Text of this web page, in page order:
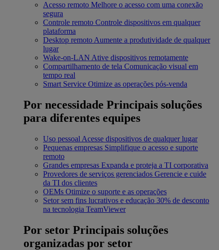
Acesso remoto Melhore o acesso com uma conexão
segura
Controle remoto Controle dispositivos em qualquer
plataforma
Desktop remoto Aumente a produtividade de qualquer
lugar
Wake-on-LAN Ative dispositivos remotamente
Compartilhamento de tela Comunicação visual em
tempo real
Smart Service Otimize as operações pós-venda
Por necessidade Principais soluções
para diferentes equipes
Uso pessoal Acesse dispositivos de qualquer lugar
Pequenas empresas Simplifique o acesso e suporte
remoto
Grandes empresas Expanda e proteja a TI corporativa
Provedores de serviços gerenciados Gerencie e cuide
da TI dos clientes
OEMs Otimize o suporte e as operações
Setor sem fins lucrativos e educação 30% de desconto
na tecnologia TeamViewer
Por setor Principais soluções
organizadas por setor